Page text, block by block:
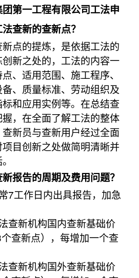
第一工程有限公司工法申
查新的查新点？
点的提炼，是依据工法的
新之处的，工法的内容一
、适用范围、施工程序、
、质量标准、劳动组织及
和应用实例等。在总结查
，在全面了解工法的整体
新员与查新用户经过全面
目创新之处做简明清晰并
报告的周期及费用问题？
7工作日内出具报告，加急
查新机构国内查新基础价
查新点），每增加一个查
查新机构国外查新基础价